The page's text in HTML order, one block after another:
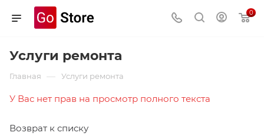
0
Услуги ремонта
Главная — Услуги ремонта
У Вас нет прав на просмотр полного текста
Возврат к списку